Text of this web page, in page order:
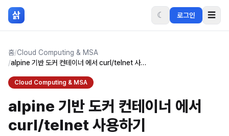
본문 바로가기
삵 ☾ 로그인 ☰
홈/Cloud Computing & MSA
/
alpine 기반 도커 컨테이너 에서 curl/telnet 사용하기
Cloud Computing & MSA
alpine 기반 도커 컨테이너 에서
curl/telnet 사용하기